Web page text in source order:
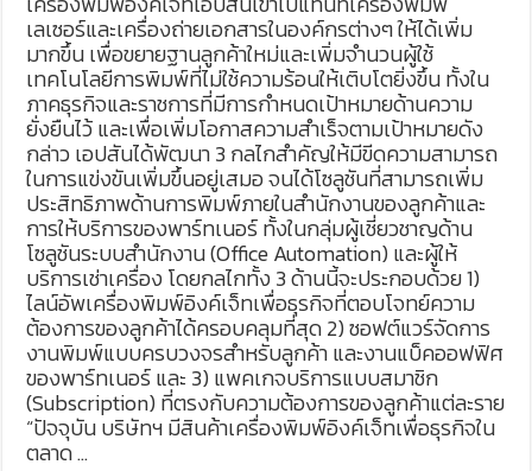
เลเซอร์และเครื่องถ่ายเอกสารในองค์กรต่างๆ ให้ได้เพิ่ม
มากขึ้น เพื่อขยายฐานลูกค้าใหม่และเพิ่มจำนวนผู้ใช้
เทคโนโลยีการพิมพ์ที่ไม่ใช้ความร้อนให้เติบโตยิ่งขึ้น ทั้งใน
ภาคธุรกิจและราชการที่มีการกำหนดเป้าหมายด้านความ
ยั่งยืนไว้ และเพื่อเพิ่มโอกาสความสำเร็จตามเป้าหมายดัง
กล่าว เอปสันได้พัฒนา 3 กลไกสำคัญให้มีขีดความสามารถ
ในการแข่งขันเพิ่มขึ้นอยู่เสมอ จนได้โซลูชันที่สามารถเพิ่ม
ประสิทธิภาพด้านการพิมพ์ภายในสำนักงานของลูกค้าและ
การให้บริการของพาร์ทเนอร์ ทั้งในกลุ่มผู้เชี่ยวชาญด้าน
โซลูชันระบบสำนักงาน (Office Automation) และผู้ให้
บริการเช่าเครื่อง โดยกลไกทั้ง 3 ด้านนี้จะประกอบด้วย 1)
ไลน์อัพเครื่องพิมพ์อิงค์เจ็ทเพื่อธุรกิจที่ตอบโจทย์ความ
ต้องการของลูกค้าได้ครอบคลุมที่สุด 2) ซอฟต์แวร์จัดการ
งานพิมพ์แบบครบวงจรสำหรับลูกค้า และงานแบ็คออฟฟิศ
ของพาร์ทเนอร์ และ 3) แพคเกจบริการแบบสมาชิก
(Subscription) ที่ตรงกับความต้องการของลูกค้าแต่ละราย
“ปัจจุบัน บริษัทฯ มีสินค้าเครื่องพิมพ์อิงค์เจ็ทเพื่อธุรกิจใน
ตลาด …